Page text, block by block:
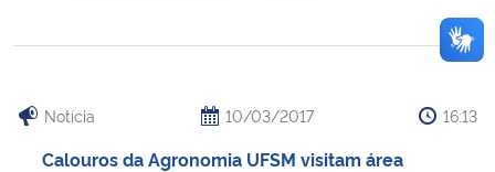
Notícia 10/03/2017 16:13
Calouros da Agronomia UFSM visitam área